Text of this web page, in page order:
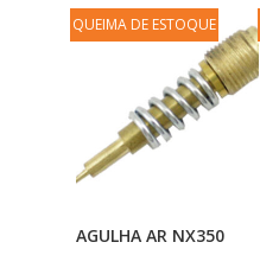
Adicionar Ao
QUEIMA DE ESTOQUE
AGULHA AR NX350